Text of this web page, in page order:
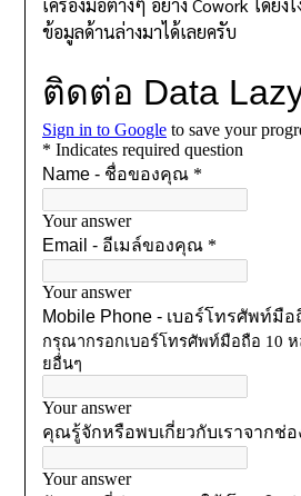
เครื่องมือต่างๆ อย่าง Cowork ได้ยัง
ข้อมูลด้านล่างมาได้เลยครับ